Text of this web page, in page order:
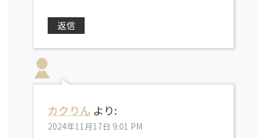
返信
カクりん より:
2024年11月17日 9:01 PM